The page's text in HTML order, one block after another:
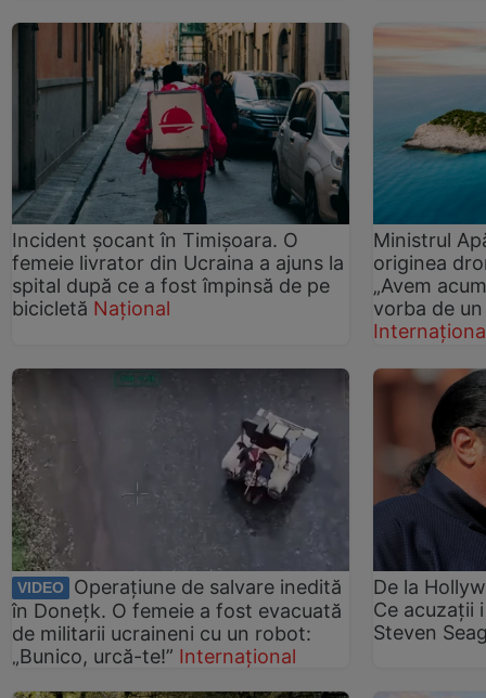
Incident șocant în Timișoara. O
femeie livrator din Ucraina a ajuns la
spital după ce a fost împinsă de pe
bicicletă Național
Ministrul
originea
„Avem
vorba de un
VIDEO
Operațiune de salvare inedită
în Donețk. O femeie a fost evacuată
de militarii ucraineni cu un robot:
„Bunico, urcă-te!” Internațional
De la
Ce acuzații
Steven